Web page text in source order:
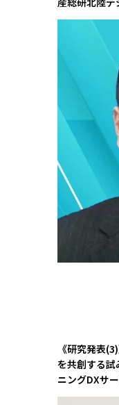
《研究発表
を共創する
ニングDXサ